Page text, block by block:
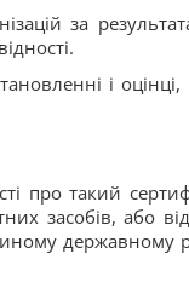
за
і
про такий
засобів, або
державному